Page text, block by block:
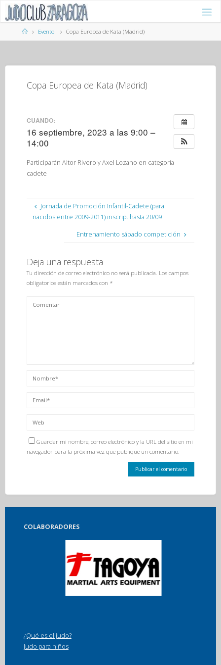
Saltar
contenidoPágina
de
Evento Copa Europea de Kata (Madrid)
Copa Europea de Kata (Madrid)
CUANDO:
16 septiembre, 2023 a las 9:00 –
14:00
Participarán Aitor Rivero y Axel Lozano en categoría
cadete
Jornada de Promoción Infantil-Cadete (para
nacidos entre 2009-2011) inscrip. hasta 20/09
Entrenamiento sábado competición
Deja una respuesta
Tu dirección de correo electrónico no será publicada. Los campos
obligatorios están marcados con *
Guardar mi nombre, correo electrónico y la URL del sitio en mi
navegador para la próxima vez que publique un comentario.
COLABORADORES
¿Qué es el judo?
Judo para niños